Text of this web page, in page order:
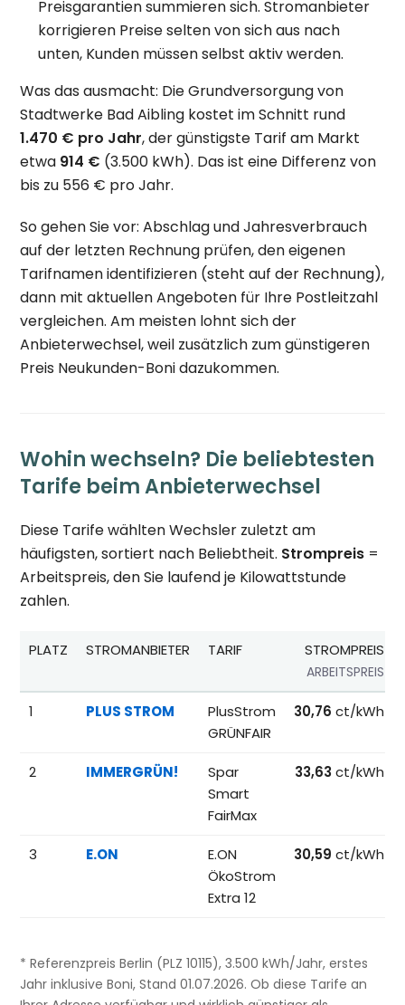
Preisgarantien summieren sich. Stromanbieter
korrigieren Preise selten von sich aus nach
unten, Kunden müssen selbst aktiv werden.
Was das ausmacht: Die Grundversorgung von
Stadtwerke Bad Aibling kostet im Schnitt rund
1.470 € pro Jahr, der günstigste Tarif am Markt
etwa 914 € (3.500 kWh). Das ist eine Differenz von
bis zu 556 € pro Jahr.
So gehen Sie vor: Abschlag und Jahresverbrauch
auf der letzten Rechnung prüfen, den eigenen
Tarifnamen identifizieren (steht auf der Rechnung),
dann mit aktuellen Angeboten für Ihre Postleitzahl
vergleichen. Am meisten lohnt sich der
Anbieterwechsel, weil zusätzlich zum günstigeren
Preis Neukunden-Boni dazukommen.
Wohin wechseln? Die beliebtesten
Tarife beim Anbieterwechsel
Diese Tarife wählten Wechsler zuletzt am
häufigsten, sortiert nach Beliebtheit. Strompreis =
Arbeitspreis, den Sie laufend je Kilowattstunde
zahlen.
Beliebteste Tarife beim Anbieterwechsel;
PLATZ STROMANBIETER TARIF STROMPREIS
ARBEITSPREIS
1 PLUS STROM
PlusStrom
GRÜNFAIR
30,76 ct/kWh
2 IMMERGRÜN!
Spar
Smart
FairMax
33,63 ct/kWh
3 E.ON
E.ON
ÖkoStrom
Extra 12
30,59 ct/kWh
* Referenzpreis Berlin (PLZ 10115), 3.500 kWh/Jahr, erstes
Jahr inklusive Boni, Stand 01.07.2026. Ob diese Tarife an